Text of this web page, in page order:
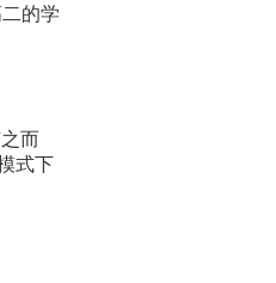
的学
而
式下